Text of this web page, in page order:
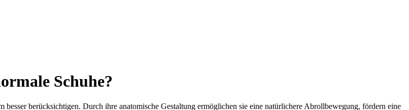
Schuhe?
berücksichtigen. Durch ihre anatomische Gestaltung ermöglichen sie eine natürlichere Abrollbewegung, fördern eine